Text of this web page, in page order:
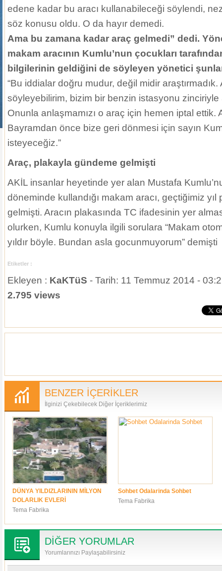
edene kadar bu aracı kullanabileceği söylendi,
söz konusu oldu. O da hayır demedi.
Ama bu zamana kadar araç gelmedi” dedi.
makam aracının Kumlu’nun çocukları
bilgilerinin geldiğini de söyleyen yönetici
“Bu iddialar doğru mudur, değil midir
söyleyebilirim, bizim bir benzin istasyonu zinciriyle
Onunla anlaşmamızı o araç için hemen iptal ettik.
Bayramdan önce bize geri dönmesi için sayın
isteyeceğiz.”
Araç, plakayla gündeme gelmişti
AKİL insanlar heyetinde yer alan Mustafa
döneminde kullandığı makam aracı, geçtiğimiz yıl
gelmişti. Aracın plakasında TC ifadesinin yer
olurken, Kumlu konuyla ilgili sorulara “Makam
yıldır böyle. Bundan asla gocunmuyorum” demişti
Etiketler :
Ekleyen : KaKTüS - Tarih: 11 Temmuz 2014 -
2.795 views
BENZER İÇERİKLER
İlginizi Çekebilecek Diğer İçeriklerimiz
DÜNYA YILDIZLARININ MİLYON
DOLARLIK EVLERİ
Tema Fabrika
Sohbet Odalarinda Sohbet
Tema Fabrika
DİĞER YORUMLAR
Yorumlarınızı Paylaşabilirsiniz